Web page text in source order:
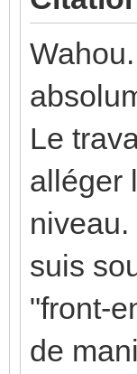
Le
alléger
suis
"front-
de